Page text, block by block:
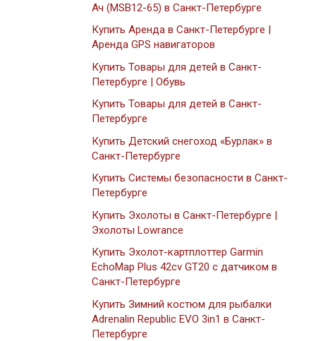
Ач (MSB12-65) в Санкт-Петербурге
Купить Аренда в Санкт-Петербурге |
Аренда GPS навигаторов
Купить Товары для детей в Санкт-
Петербурге | Обувь
Купить Товары для детей в Санкт-
Петербурге
Купить Детский снегоход «Бурлак» в
Санкт-Петербурге
Купить Системы безопасности в Санкт-
Петербурге
Купить Эхолоты в Санкт-Петербурге |
Эхолоты Lowrance
Купить Эхолот-картплоттер Garmin
EchoMap Plus 42cv GT20 с датчиком в
Санкт-Петербурге
Купить Зимний костюм для рыбалки
Adrenalin Republic EVO 3in1 в Санкт-
Петербурге